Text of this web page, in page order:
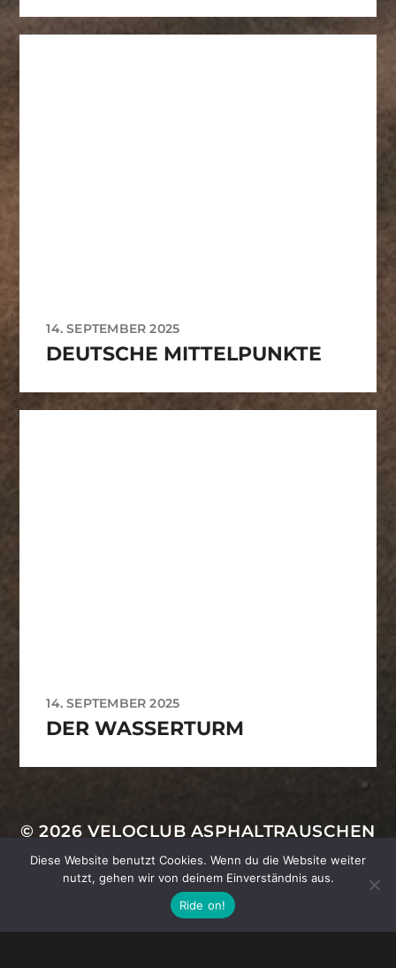
14. SEPTEMBER 2025
DEUTSCHE MITTELPUNKTE
14. SEPTEMBER 2025
DER WASSERTURM
© 2026 VELOCLUB ASPHALTRAUSCHEN
IMPRESSUM|DATENSCHUTZ|KONTAKT
Diese Website benutzt Cookies. Wenn du die Website weiter
nutzt, gehen wir von deinem Einverständnis aus.
Ride on!